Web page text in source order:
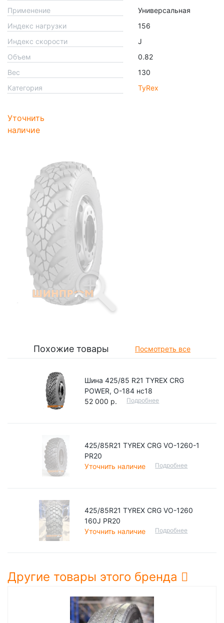
Применение
Универсальная
Индекс нагрузки
156
Индекс скорости
J
Объем
0.82
Вес
130
Категория
TyRex
Уточнить
наличие
Похожие товары Посмотреть все
Шина 425/85 R21 TYREX CRG
POWER, О-184 нс18
52 000 р.
Подробнее
425/85R21 TYREX CRG VO-1260-1
PR20
Уточнить наличие
Подробнее
425/85R21 TYREX CRG VO-1260
160J PR20
Уточнить наличие
Подробнее
Другие товары этого бренда